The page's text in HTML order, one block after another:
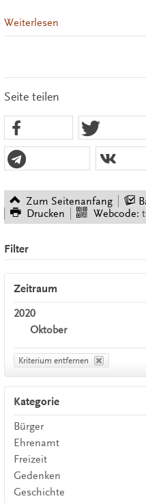
Weiterlesen
Seite teilen
Zum Seitenanfang
Drucken
Webcode:
Filter
Zeitraum
2020
Oktober
Kriterium entfernen
Kategorie
Bürger
Ehrenamt
Freizeit
Gedenken
Geschichte